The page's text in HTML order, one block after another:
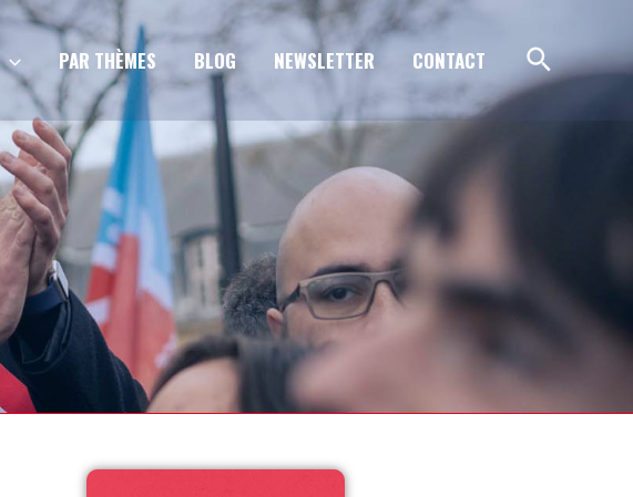
PAR THÈMES BLOG NEWSLETTER CONTACT